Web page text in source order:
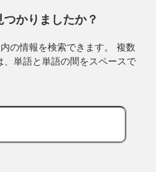
かりましたか？
の情報を検索できます。 複数
、単語と単語の間をスペースで